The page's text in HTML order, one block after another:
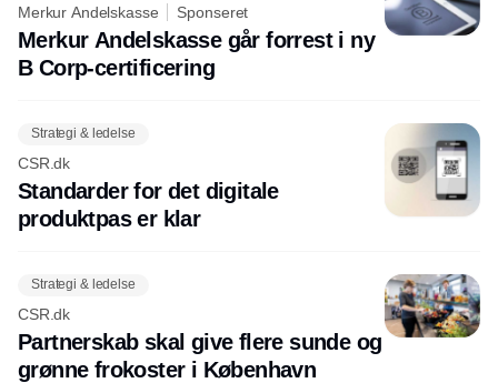
Merkur Andelskasse Sponseret
Merkur Andelskasse går forrest i ny
B Corp-certificering
Strategi & ledelse
CSR.dk
Standarder for det digitale
produktpas er klar
Strategi & ledelse
CSR.dk
Partnerskab skal give flere sunde og
grønne frokoster i København